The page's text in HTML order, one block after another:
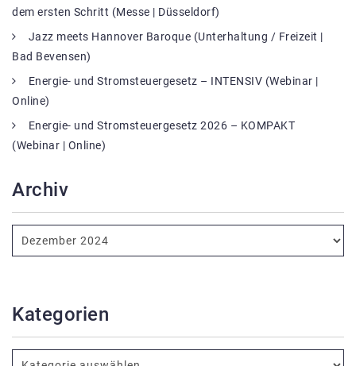
dem ersten Schritt (Messe | Düsseldorf)
Jazz meets Hannover Baroque (Unterhaltung / Freizeit |
Bad Bevensen)
Energie- und Stromsteuergesetz – INTENSIV (Webinar |
Online)
Energie- und Stromsteuergesetz 2026 – KOMPAKT
(Webinar | Online)
Archiv
Kategorien